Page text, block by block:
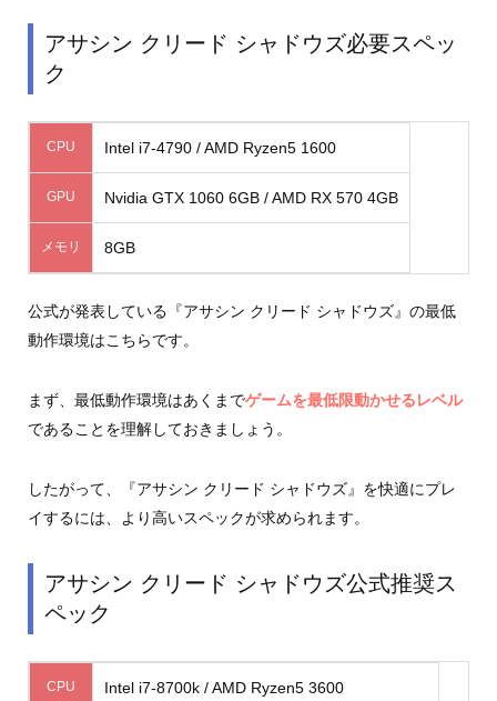
アサシン クリード シャドウズ必要スペッ
ク
CPU Intel i7-4790 / AMD Ryzen5 1600
GPU Nvidia GTX 1060 6GB / AMD RX 570 4GB
メモリ 8GB
公式が発表している『アサシン クリード シャドウズ』の最低
動作環境はこちらです。
まず、最低動作環境はあくまでゲームを最低限動かせるレベル
であることを理解しておきましょう。
したがって、『アサシン クリード シャドウズ』を快適にプレ
イするには、より高いスペックが求められます。
アサシン クリード シャドウズ公式推奨ス
ペック
CPU Intel i7-8700k / AMD Ryzen5 3600